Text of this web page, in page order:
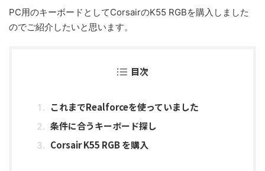
PC用のキーボードとしてCorsairのK55 RGBを購入しました
のでご紹介したいと思います。
目次
これまでRealforceを使っていました
条件に合うキーボード探し
Corsair K55 RGB を購入